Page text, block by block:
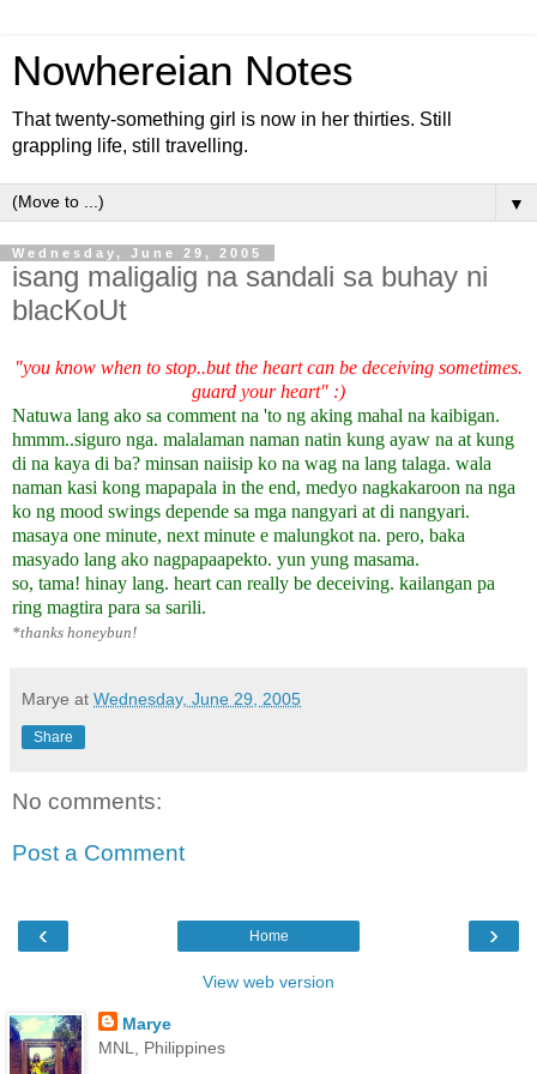
Nowhereian Notes
That twenty-something girl is now in her thirties. Still
grappling life, still travelling.
▼
Wednesday, June 29, 2005
isang maligalig na sandali sa buhay ni
blacKoUt
"you know when to stop..but the heart can be deceiving sometimes.
guard your heart" :)
Natuwa lang ako sa comment na 'to ng aking mahal na kaibigan.
hmmm..siguro nga. malalaman naman natin kung ayaw na at kung
di na kaya di ba? minsan naiisip ko na wag na lang talaga. wala
naman kasi kong mapapala in the end, medyo nagkakaroon na nga
ko ng mood swings depende sa mga nangyari at di nangyari.
masaya one minute, next minute e malungkot na. pero, baka
masyado lang ako nagpapaapekto. yun yung masama.
so, tama! hinay lang. heart can really be deceiving. kailangan pa
ring magtira para sa sarili.
*thanks honeybun!
Marye at Wednesday, June 29, 2005
Share
No comments:
Post a Comment
‹ ›
Home
View web version
Marye
MNL, Philippines